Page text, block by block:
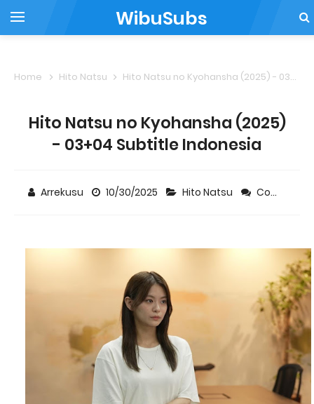
WibuSubs
Home Hito Natsu Hito Natsu no Kyohansha (2025) - 03+04 Subtitle Indonesia
Hito Natsu no Kyohansha (2025)
- 03+04 Subtitle Indonesia
Arrekusu 10/30/2025 Hito Natsu Comment